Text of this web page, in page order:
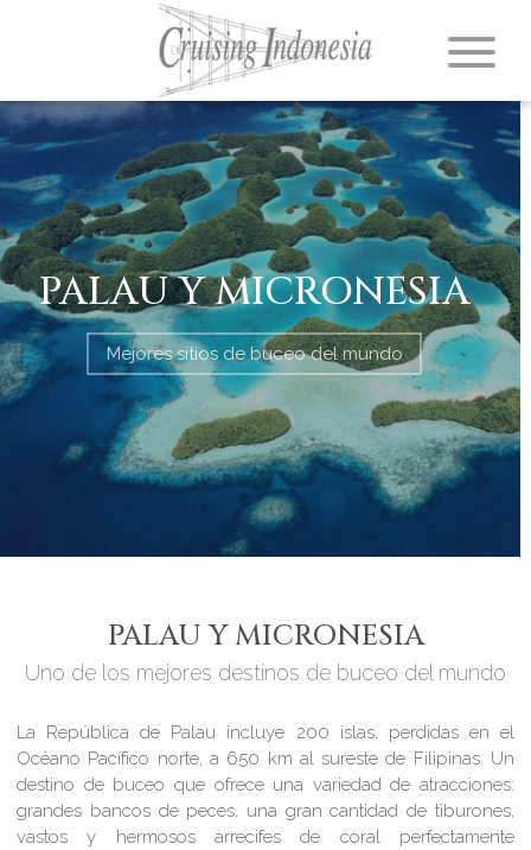
PALAU Y MICRONESIA
Mejores sitios de buceo del mundo
PALAU Y MICRONESIA
Uno de los mejores destinos de buceo del mundo
La República de Palau incluye 200 islas, perdidas en el
Océano Pacífico norte, a 650 km al sureste de Filipinas. Un
destino de buceo que ofrece una variedad de atracciones:
grandes bancos de peces, una gran cantidad de tiburones,
vastos y hermosos arrecifes de coral perfectamente